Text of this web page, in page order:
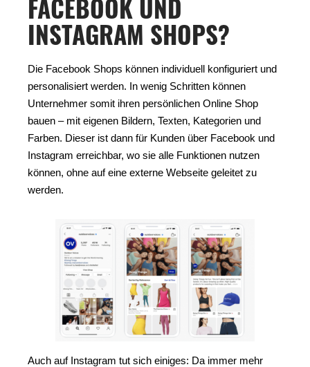
FACEBOOK UND
INSTAGRAM SHOPS?
Die Facebook Shops können individuell konfiguriert und
personalisiert werden. In wenig Schritten können
Unternehmer somit ihren persönlichen Online Shop
bauen – mit eigenen Bildern, Texten, Kategorien und
Farben. Dieser ist dann für Kunden über Facebook und
Instagram erreichbar, wo sie alle Funktionen nutzen
können, ohne auf eine externe Webseite geleitet zu
werden.
Auch auf Instagram tut sich einiges: Da immer mehr